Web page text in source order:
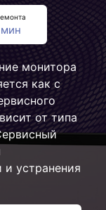
монитора
как с
от типа
и устранения